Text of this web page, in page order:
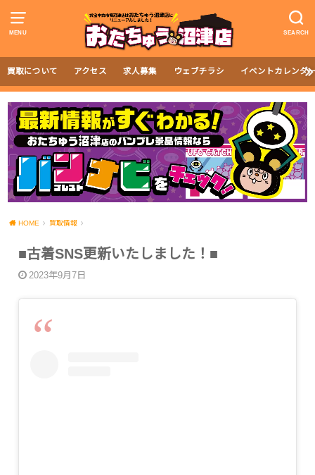
MENU SEARCH
買取について アクセス 求人募集 ウェブチラシ イベントカレンダ
HOME 買取情報
■古着SNS更新いたしました！■
2023年9月7日